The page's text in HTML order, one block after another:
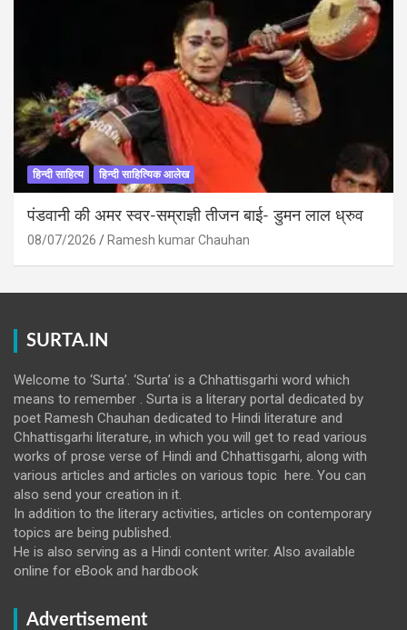
हिन्दी साहित्य हिन्दी साहित्यिक आलेख
पंडवानी की अमर स्वर-सम्राज्ञी तीजन बाई- डुमन लाल ध्रुव
08/07/2026 Ramesh kumar Chauhan
SURTA.IN
Welcome to ‘Surta’. ‘Surta’ is a Chhattisgarhi word which
means to remember . Surta is a literary portal dedicated by
poet Ramesh Chauhan dedicated to Hindi literature and
Chhattisgarhi literature, in which you will get to read various
works of prose verse of Hindi and Chhattisgarhi, along with
various articles and articles on various topic here. You can
also send your creation in it.
In addition to the literary activities, articles on contemporary
topics are being published.
He is also serving as a Hindi content writer. Also available
online for eBook and hardbook
Advertisement